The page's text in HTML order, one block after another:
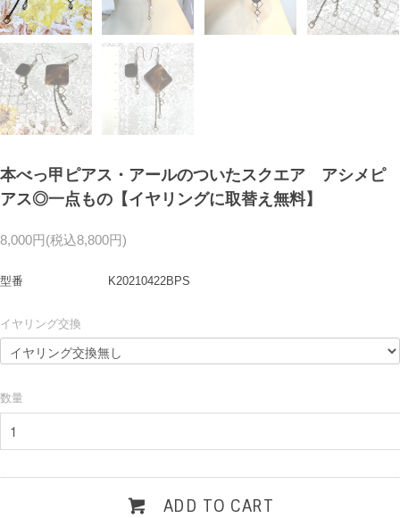
本べっ甲ピアス・アールのついたスクエア アシメピ
アス◎一点もの【イヤリングに取替え無料】
8,000円(税込8,800円)
型番 K20210422BPS
イヤリング交換
数量
ADD TO CART